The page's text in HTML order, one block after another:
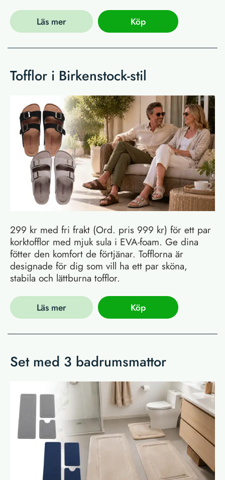
Läs mer Köp
Tofflor i Birkenstock-stil
299 kr med fri frakt (Ord. pris 999 kr) för ett par
korktofflor med mjuk sula i EVA-foam. Ge dina
fötter den komfort de förtjänar. Tofflorna är
designade för dig som vill ha ett par sköna,
stabila och lättburna tofflor.
Läs mer Köp
Set med 3 badrumsmattor